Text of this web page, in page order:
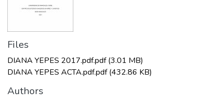
Files
DIANA YEPES 2017.pdf.pdf(3.01 MB)
DIANA YEPES ACTA.pdf.pdf(432.86 KB)
Authors